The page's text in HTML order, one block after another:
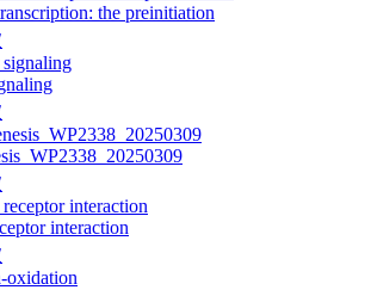
the preinitiation
interaction